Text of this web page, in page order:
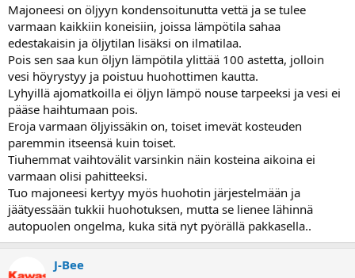
Majoneesi on öljyyn kondensoitunutta vettä ja se tulee
varmaan kaikkiin koneisiin, joissa lämpötila sahaa
edestakaisin ja öljytilan lisäksi on ilmatilaa.
Pois sen saa kun öljyn lämpötila ylittää 100 astetta, jolloin
vesi höyrystyy ja poistuu huohottimen kautta.
Lyhyillä ajomatkoilla ei öljyn lämpö nouse tarpeeksi ja vesi ei
pääse haihtumaan pois.
Eroja varmaan öljyissäkin on, toiset imevät kosteuden
paremmin itseensä kuin toiset.
Tiuhemmat vaihtovälit varsinkin näin kosteina aikoina ei
varmaan olisi pahitteeksi.
Tuo majoneesi kertyy myös huohotin järjestelmään ja
jäätyessään tukkii huohotuksen, mutta se lienee lähinnä
autopuolen ongelma, kuka sitä nyt pyörällä pakkasella..
J-Bee